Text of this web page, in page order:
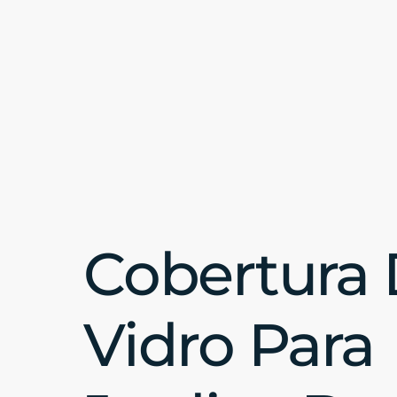
Cobertura
Vidro Para